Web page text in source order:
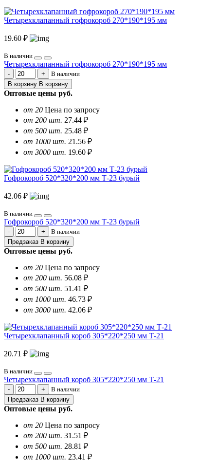
Четырехклапанный гофрокороб 270*190*195 мм
19.60 ₽
В наличии
Четырехклапанный гофрокороб 270*190*195 мм
В наличии
В корзину В корзину
Оптовые цены руб.
от 20 Цена по запросу
от 200 шт. 27.44 ₽
от 500 шт. 25.48 ₽
от 1000 шт. 21.56 ₽
от 3000 шт. 19.60 ₽
Гофрокороб 520*320*200 мм Т-23 бурый
42.06 ₽
В наличии
Гофрокороб 520*320*200 мм Т-23 бурый
В наличии
Предзаказ В корзину
Оптовые цены руб.
от 20 Цена по запросу
от 200 шт. 56.08 ₽
от 500 шт. 51.41 ₽
от 1000 шт. 46.73 ₽
от 3000 шт. 42.06 ₽
Четырехклапанный короб 305*220*250 мм Т-21
20.71 ₽
В наличии
Четырехклапанный короб 305*220*250 мм Т-21
В наличии
Предзаказ В корзину
Оптовые цены руб.
от 20 Цена по запросу
от 200 шт. 31.51 ₽
от 500 шт. 28.81 ₽
от 1000 шт. 23.41 ₽